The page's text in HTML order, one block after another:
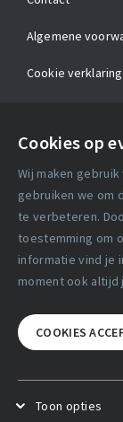
Cookies op
Wij maken
gebruiken we om
te verbeteren.
toestemming om
informatie vind je
moment ook altijd
COOKIES
Toon opties
Algemene
Cookie verklaring
Disclaimer
Privacy verklaring